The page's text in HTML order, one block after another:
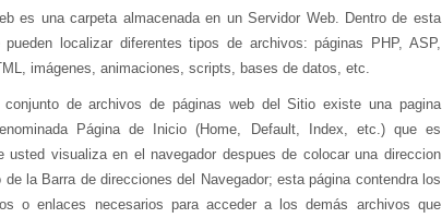
es una carpeta almacenada en un Servidor Web. Dentro de esta
pueden localizar diferentes tipos de archivos: páginas PHP, ASP,
imágenes, animaciones, scripts, bases de datos, etc.
conjunto de archivos de páginas web del Sitio existe una pagina
Página de Inicio (Home, Default, Index, etc.) que es
usted visualiza en el navegador despues de colocar una direccion
de la Barra de direcciones del Navegador; esta página contendra los
o enlaces necesarios para acceder a los demás archivos que